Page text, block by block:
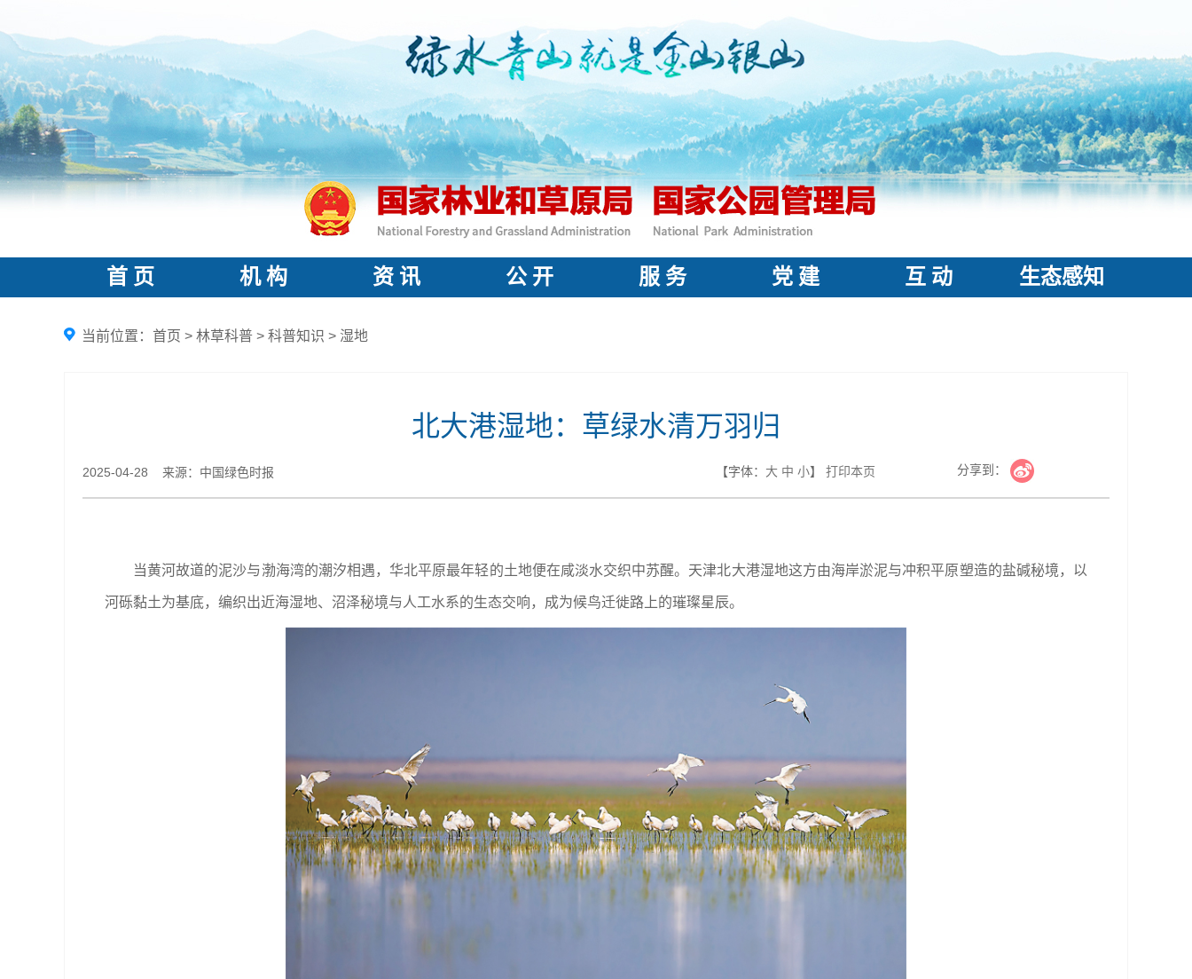
首 页 机 构 资 讯 公 开 服 务 党 建 互 动 生态感知
当前位置： 首页 > 林草科普 > 科普知识 > 湿地
北大港湿地：草绿水清万羽归
2025-04-28 来源：中国绿色时报 【字体： 大 中 小】 打印本页 分享到：
当黄河故道的泥沙与渤海湾的潮汐相遇，华北平原最年轻的土地便在咸淡水交织中苏醒。天津北大港湿地这方由海岸淤泥与冲积平原塑造的盐碱秘境，以
河砾黏土为基底，编织出近海湿地、沼泽秘境与人工水系的生态交响，成为候鸟迁徙路上的璀璨星辰。